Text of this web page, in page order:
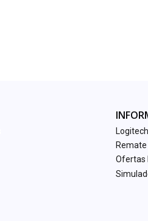
Logitech
Remate
Ofertas